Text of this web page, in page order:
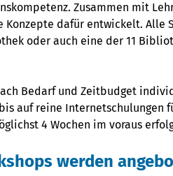
Zusammen mit
dafür entwickelt. Alle
oder auch eine der 11
Bedarf und Zeitbudget
auf reine Internetschulungen
4 Wochen im voraus
werden